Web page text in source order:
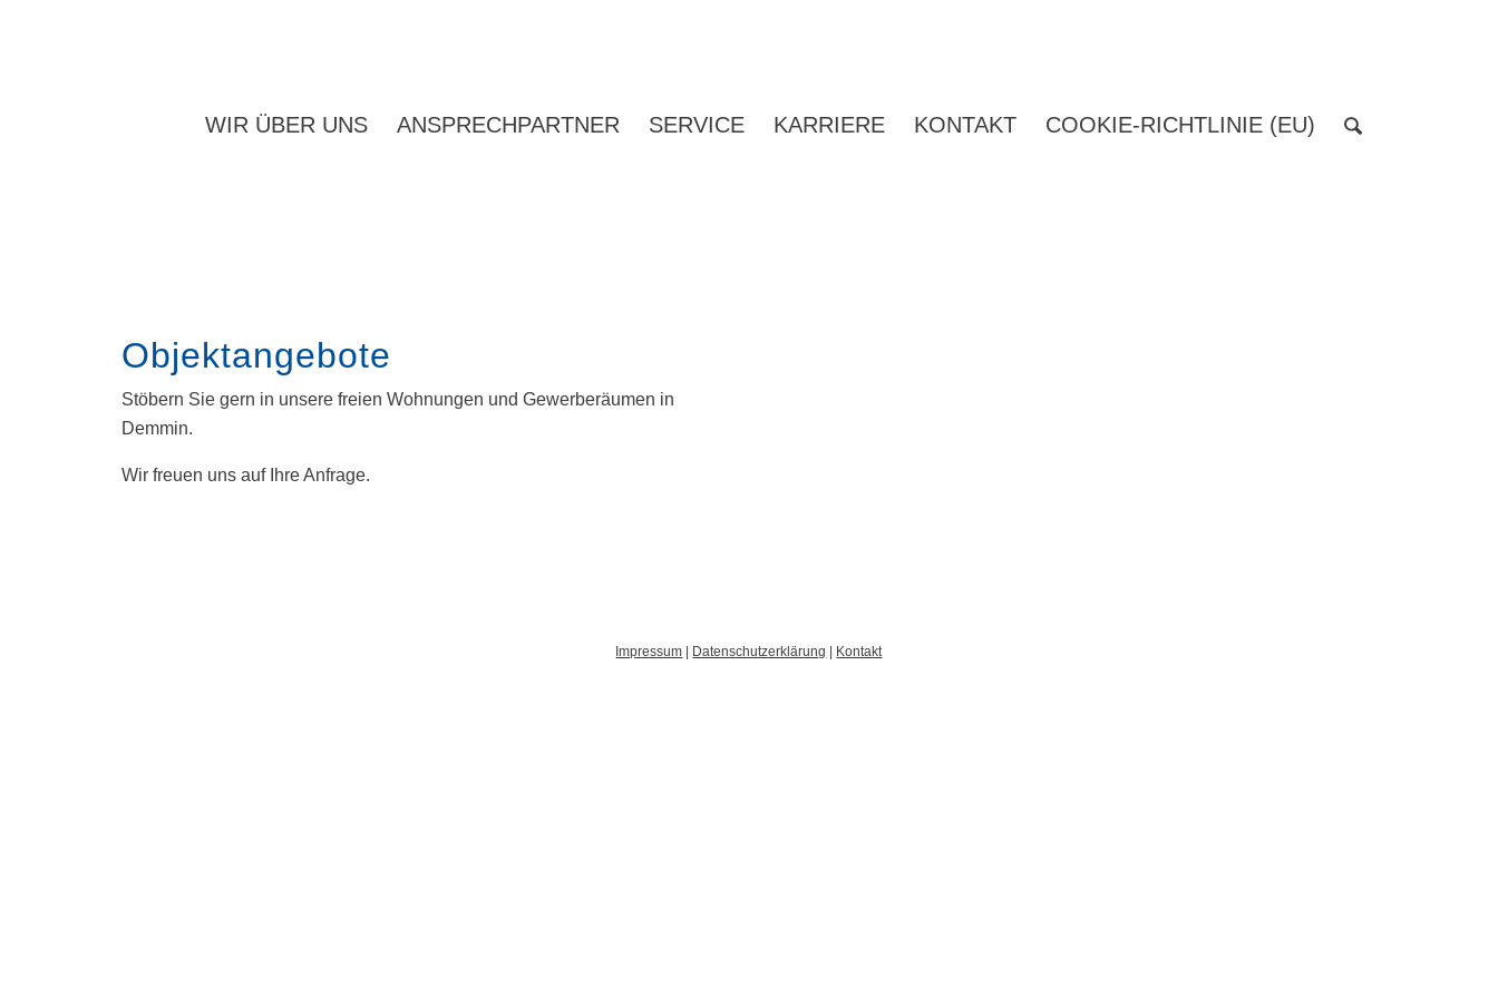
WIR ÜBER UNS ANSPRECHPARTNER SERVICE KARRIERE KONTAKT COOKIE-RICHTLINIE (EU)
Objektangebote
Stöbern Sie gern in unsere freien Wohnungen und Gewerberäumen in
Demmin.
Wir freuen uns auf Ihre Anfrage.
Impressum Datenschutzerklärung Kontakt